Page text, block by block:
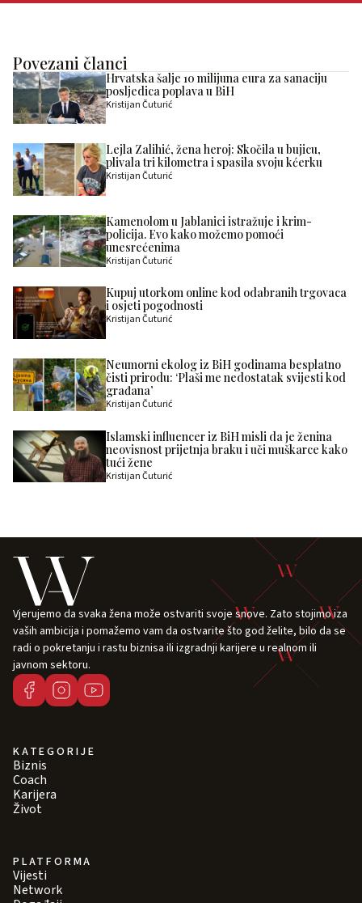
Povezani članci
Hrvatska šalje 10 milijuna eura za sanaciju
posljedica poplava u BiH
Kristijan Čuturić
Lejla Zalihić, žena heroj: Skočila u bujicu,
plivala tri kilometra i spasila svoju kćerku
Kristijan Čuturić
Kamenolom u Jablanici istražuje i krim-
policija. Evo kako možemo pomoći
unesrećenima
Kristijan Čuturić
Kupuj utorkom online kod odabranih trgovaca
i osjeti pogodnosti
Kristijan Čuturić
Neumorni ekolog iz BiH godinama besplatno
čisti prirodu: ‘Plaši me nedostatak svijesti kod
građana’
Kristijan Čuturić
Islamski influencer iz BiH misli da je ženina
neovisnost prijetnja braku i uči muškarce kako
tući žene
Kristijan Čuturić
Vjerujemo da svaka žena može ostvariti svoje snove. Zato stojimo iza
vaših ambicija i pomažemo vam da ostvarite što god želite, bilo da se
radi o pokretanju i rastu biznisa ili izgradnji karijere u realnom ili
javnom sektoru.
KATEGORIJE
Biznis
Coach
Karijera
Život
PLATFORMA
Vijesti
Network